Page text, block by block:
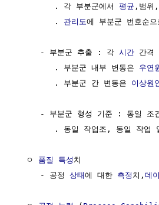
        . 각 부분군에서
평균 ,범위,
        .
관리도에 부분군 번호순
     - 부분군 추출 : 각
시간 간격
        . 부분군 내부 변동은
우연
        . 부분군 간 변동은
이상원
- 부분군 형성 기준 : 동일 조
. 동일 작업조, 동일 작업
  ㅇ
품질 특성 치
     - 공정
상태에 대한 측정 치, 데